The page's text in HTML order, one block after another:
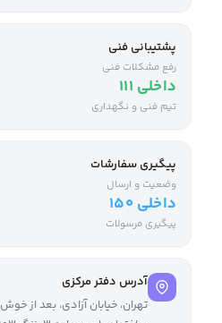
پشتیبانی فنی
رفع مشکلات فنی
داخلی ۱۱۱
تیم فنی و نگهداری
پیگیری سفارشات
وضعیت و ارسال
داخلی ۱۵۰
پیگیری مرسولات
آدرس دفتر مرکزی
تهران، خیابان آزادی، بعد از